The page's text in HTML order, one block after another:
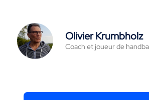
Olivier Krumbholz
Coach et joueur de